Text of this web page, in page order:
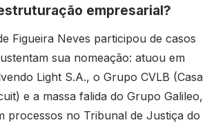
empresarial?
Figueira Neves participou de casos
sua nomeação: atuou em
Light S.A., o Grupo CVLB (Casa
e a massa falida do Grupo Galileo,
processos no Tribunal de Justiça do